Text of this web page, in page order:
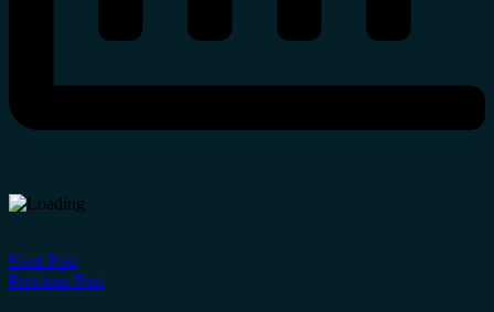
Next Post
Previous Post